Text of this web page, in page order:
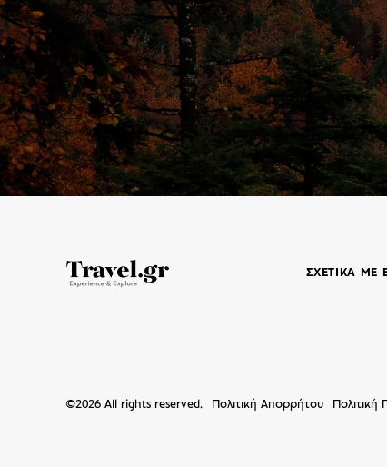
ΣΧΕΤΙΚΑ ΜΕ
©2026 All rights reserved. Πολιτική Απορρήτου